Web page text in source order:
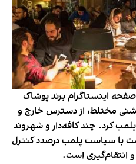
اینستاگرام برند پوشاک
مختلط، از دسترس خارج و
کرد. چند کافه‌‌دار و شهروند
با سیاست پلمب درصدد کنترل
انتقام‌گیری است.